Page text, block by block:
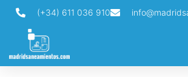
(+34) 611 036 910